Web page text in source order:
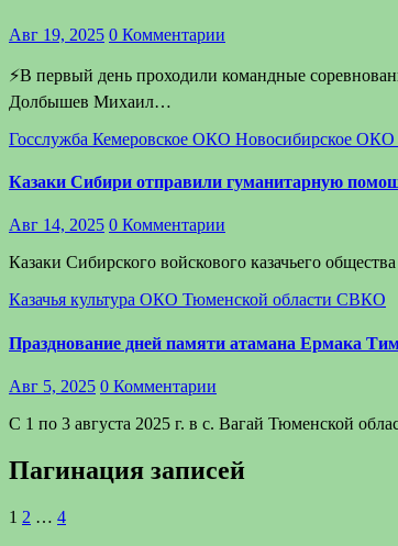
Авг 19, 2025 0 Комментарии
⚡️В первый день проходили командные
Долбышев Михаил…
Госслужба Кемеровское ОКО Новосибирское ОКО
Казаки Сибири отправили гуманитарную
Авг 14, 2025 0 Комментарии
Казаки Сибирского войскового казачьего
Казачья культура ОКО Тюменской области СВКО
Празднование дней памяти атамана Ермака
Авг 5, 2025 0 Комментарии
С 1 по 3 августа 2025 г. в с. Вагай Тюменской
Пагинация записей
1 2 … 4